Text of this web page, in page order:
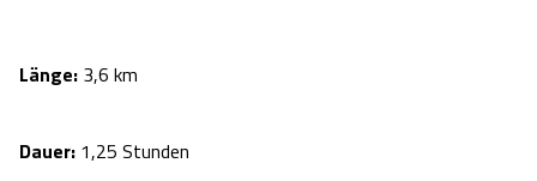
Länge: 3,6 km
Dauer: 1,25 Stunden